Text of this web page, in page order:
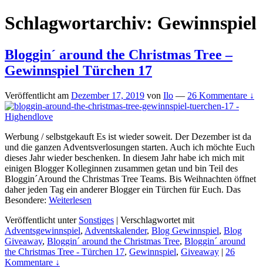
Schlagwortarchiv: Gewinnspiel
Bloggin´ around the Christmas Tree –
Gewinnspiel Türchen 17
Veröffentlicht am Dezember 17, 2019 von Ilo — 26 Kommentare ↓
Werbung / selbstgekauft Es ist wieder soweit. Der Dezember ist da
und die ganzen Adventsverlosungen starten. Auch ich möchte Euch
dieses Jahr wieder beschenken. In diesem Jahr habe ich mich mit
einigen Blogger Kolleginnen zusammen getan und bin Teil des
Bloggin´Around the Christmas Tree Teams. Bis Weihnachten öffnet
daher jeden Tag ein anderer Blogger ein Türchen für Euch. Das
Besondere: Weiterlesen
Veröffentlicht unter Sonstiges | Verschlagwortet mit
Adventsgewinnspiel, Adventskalender, Blog Gewinnspiel, Blog
Giveaway, Bloggin´ around the Christmas Tree, Bloggin´ around
the Christmas Tree - Türchen 17, Gewinnspiel, Giveaway | 26
Kommentare ↓